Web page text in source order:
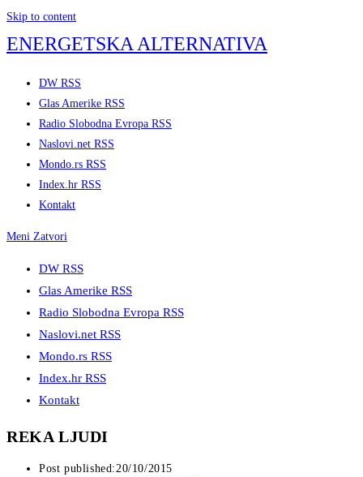
Skip to content
ENERGETSKA ALTERNATIVA
DW RSS
Glas Amerike RSS
Radio Slobodna Evropa RSS
Naslovi.net RSS
Mondo.rs RSS
Index.hr RSS
Kontakt
Meni Zatvori
DW RSS
Glas Amerike RSS
Radio Slobodna Evropa RSS
Naslovi.net RSS
Mondo.rs RSS
Index.hr RSS
Kontakt
REKA LJUDI
Post published:20/10/2015